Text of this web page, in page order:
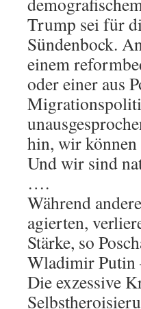
Trump sei für
Sündenbock.
einem
oder einer aus
hin, wir
Und wir sind
….
Während
agierten,
Stärke, so
Wladimir Putin
Die exzessive